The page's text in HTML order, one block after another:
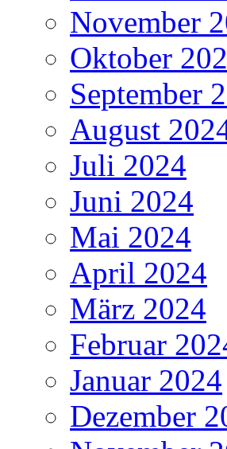
November
Oktober
September
August
Juli 2024
Juni 2024
Mai 2024
April 2024
März 2024
Februar
Januar 2024
Dezember